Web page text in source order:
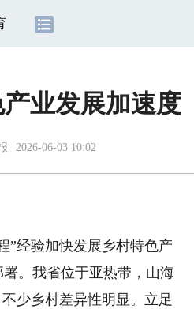
业发展加速度
2026-06-03 10:02
经验加快发展乡村特色产
。我省位于亚热带，山海
少乡村差异性明显。立足